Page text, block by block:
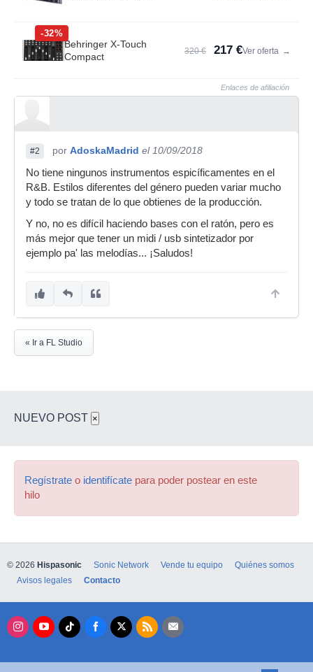
-32%
Behringer X-Touch
Compact
320 € 217 €Ver oferta →
Enlaces de afiliación
#2 por AdoskaMadrid el 10/09/2018
No tiene ningunos instrumentos espicíficamentes en el
R&B. Estilos diferentes del género pueden variar mucho
y todo se tratan de lo que obtienes de la producción.
Y no, no es difícil haciendo bases con el ratón, pero es
más mejor que tener un midi / usb sintetizador por
ejemplo pa' las melodías... ¡Saludos!
« Ir a FL Studio
NUEVO POST ×
Regístrate o identifícate para poder postear en este
hilo
© 2026 Hispasonic Sonic Network Vende tu equipo
Quiénes somos
Avisos legales
Contacto